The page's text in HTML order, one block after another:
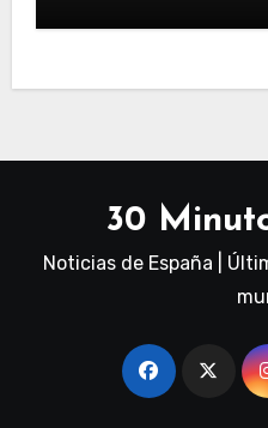
30
Noticias de España |